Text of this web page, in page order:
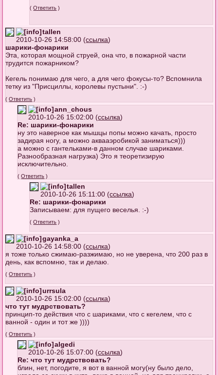
(Ответить )
tallen
2010-10-26 14:58:00 (ссылка)
шарики-фонарики
Эта, которая мощной струей, она что, в пожарной части
трудится пожарником?
Кегель понимаю для чего, а для чего фокусы-то? Вспомнила
тетку из "Присциллы, королевы пустыни". :-)
(Ответить )
ann_chous
2010-10-26 15:02:00 (ссылка)
Re: шарики-фонарики
ну это наверное как мышцы попы можно качать, просто
задирая ногу, а можно аквааэробикой заниматься)))
а можно с гантельками-в данном случае шариками.
Разнообразная нагрузка) Это я теоретизирую
исключительно.
(Ответить )
tallen
2010-10-26 15:11:00 (ссылка)
Re: шарики-фонарики
Записываем: для пущего веселья. :-)
(Ответить )
gayanka_a
2010-10-26 14:58:00 (ссылка)
я тоже только сжимаю-разжимаю, но не уверена, что 200 раз в
день, как вспомню, так и делаю.
(Ответить )
urrsula
2010-10-26 15:02:00 (ссылка)
что тут мудрствовать?
принцип-то действия что с шариками, что с кегелем, что с
ванной - один и тот же ))))
(Ответить )
algedi
2010-10-26 15:07:00 (ссылка)
Re: что тут мудрствовать?
блин, нет, погодите, я вот в ванной могу(ну было дело,